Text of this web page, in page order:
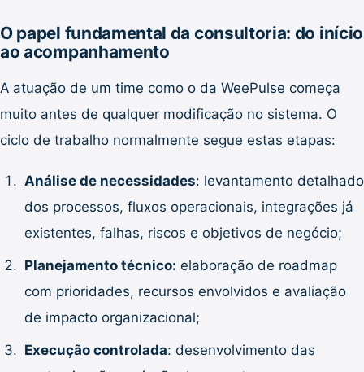
O papel fundamental da consultoria: do início
ao acompanhamento
A atuação de um time como o da WeePulse começa
muito antes de qualquer modificação no sistema. O
ciclo de trabalho normalmente segue estas etapas:
Análise de necessidades: levantamento detalhado
dos processos, fluxos operacionais, integrações já
existentes, falhas, riscos e objetivos de negócio;
Planejamento técnico: elaboração de roadmap
com prioridades, recursos envolvidos e avaliação
de impacto organizacional;
Execução controlada: desenvolvimento das